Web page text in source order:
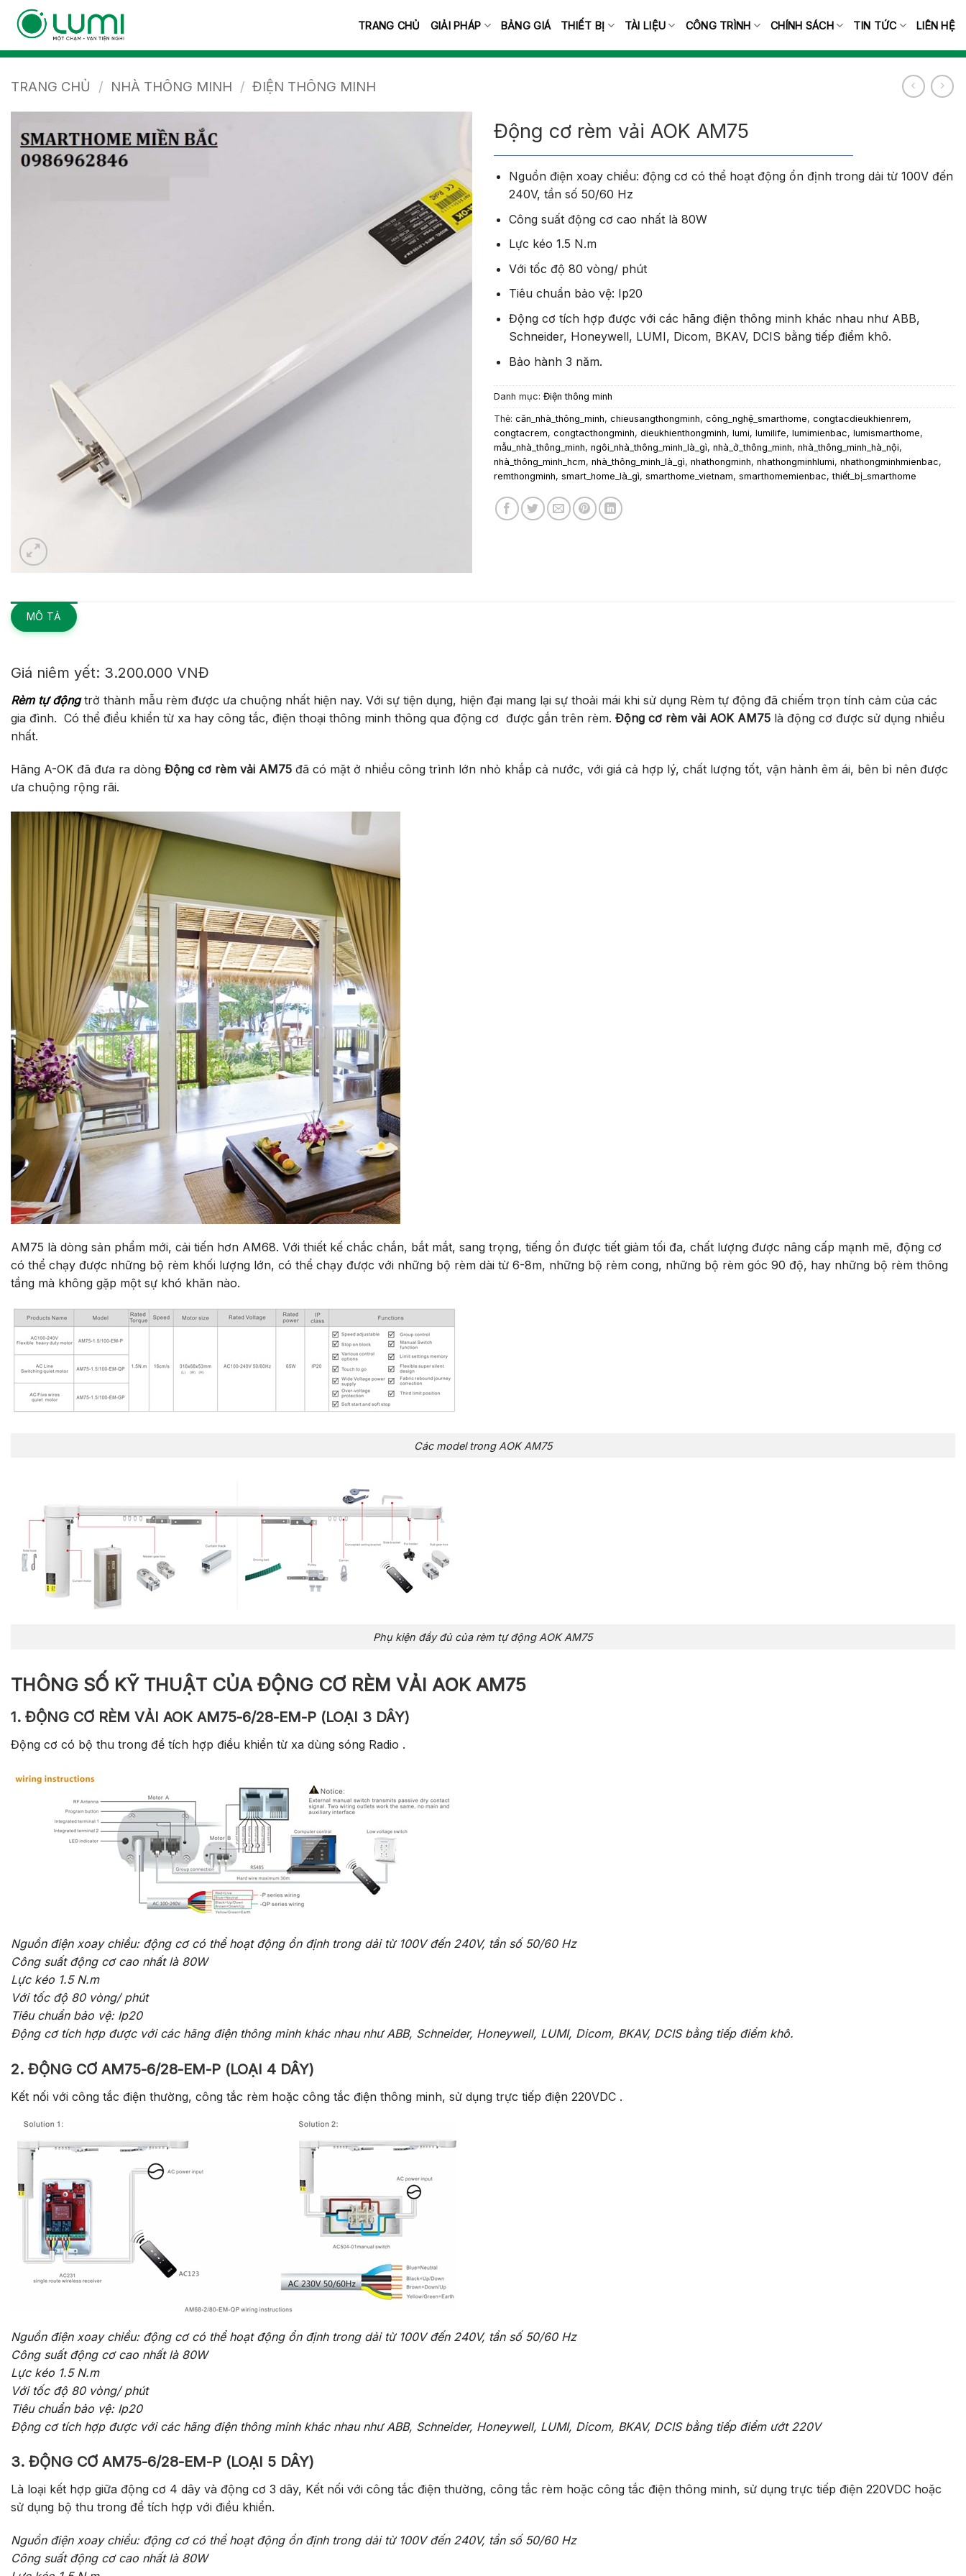
qua
dung
TRANG CHỦ GIẢI PHÁP BẢNG GIÁ THIẾT BỊ TÀI LIỆU CÔNG TRÌNH CHÍNH SÁCH TIN TỨC LIÊN HỆ
TRANG CHỦ / NHÀ THÔNG MINH / ĐIỆN THÔNG MINH
Động cơ rèm vải AOK AM75
Nguồn điện xoay chiều: động cơ có thể hoạt động ổn định trong dải từ 100V đến
240V, tần số 50/60 Hz
Công suất động cơ cao nhất là 80W
Lực kéo 1.5 N.m
Với tốc độ 80 vòng/ phút
Tiêu chuẩn bảo vệ: Ip20
Động cơ tích hợp được với các hãng điện thông minh khác nhau như ABB,
Schneider, Honeywell, LUMI, Dicom, BKAV, DCIS bằng tiếp điểm khô.
Bảo hành 3 năm.
Danh mục: Điện thông minh
Thẻ: căn_nhà_thông_minh, chieusangthongminh, công_nghệ_smarthome, congtacdieukhienrem,
congtacrem, congtacthongminh, dieukhienthongminh, lumi, lumilife, lumimienbac, lumismarthome,
mẫu_nhà_thông_minh, ngôi_nhà_thông_minh_là_gì, nhà_ở_thông_minh, nhà_thông_minh_hà_nội,
nhà_thông_minh_hcm, nhà_thông_minh_là_gì, nhathongminh, nhathongminhlumi, nhathongminhmienbac,
remthongminh, smart_home_là_gì, smarthome_vietnam, smarthomemienbac,thiết_bị_smarthome
MÔ TẢ
Giá niêm yết: 3.200.000 VNĐ
Rèm tự độngtrở thành mẫu rèm được ưa chuộng nhất hiện nay. Với sự tiện dụng, hiện đại mang lại sự thoải mái khi sử dụng Rèm tự động đã chiếm trọn tính cảm của các
gia đình. Có thể điều khiển từ xa hay công tắc, điện thoại thông minh thông qua động cơ được gắn trên rèm. Động cơ rèm vải AOK AM75 là động cơ được sử dụng nhiều
nhất.
Hãng A-OK đã đưa ra dòng Động cơ rèm vải AM75 đã có mặt ở nhiều công trình lớn nhỏ khắp cả nước, với giá cả hợp lý, chất lượng tốt, vận hành êm ái, bên bỉ nên được
ưa chuộng rộng rãi.
AM75 là dòng sản phẩm mới, cải tiến hơn AM68. Với thiết kế chắc chắn, bắt mắt, sang trọng, tiếng ồn được tiết giảm tối đa, chất lượng được nâng cấp mạnh mẽ, động cơ
có thể chạy được những bộ rèm khối lượng lớn, có thể chạy được với những bộ rèm dài từ 6-8m, những bộ rèm cong, những bộ rèm góc 90 độ, hay những bộ rèm thông
tầng mà không gặp một sự khó khăn nào.
Các model trong AOK AM75
Phụ kiện đầy đủ của rèm tự động AOK AM75
THÔNG SỐ KỸ THUẬT CỦA ĐỘNG CƠ RÈM VẢI AOK AM75
1. ĐỘNG CƠ RÈM VẢI AOK AM75-6/28-EM-P (LOẠI 3 DÂY)
Động cơ có bộ thu trong để tích hợp điều khiển từ xa dùng sóng Radio .
Nguồn điện xoay chiều: động cơ có thể hoạt động ổn định trong dải từ 100V đến 240V, tần số 50/60 Hz
Công suất động cơ cao nhất là 80W
Lực kéo 1.5 N.m
Với tốc độ 80 vòng/ phút
Tiêu chuẩn bảo vệ: Ip20
Động cơ tích hợp được với các hãng điện thông minh khác nhau như ABB, Schneider, Honeywell, LUMI, Dicom, BKAV, DCIS bằng tiếp điểm khô.
2. ĐỘNG CƠ AM75-6/28-EM-P (LOẠI 4 DÂY)
Kết nối với công tắc điện thường, công tắc rèm hoặc công tắc điện thông minh, sử dụng trực tiếp điện 220VDC .
Nguồn điện xoay chiều: động cơ có thể hoạt động ổn định trong dải từ 100V đến 240V, tần số 50/60 Hz
Công suất động cơ cao nhất là 80W
Lực kéo 1.5 N.m
Với tốc độ 80 vòng/ phút
Tiêu chuẩn bảo vệ: Ip20
Động cơ tích hợp được với các hãng điện thông minh khác nhau như ABB, Schneider, Honeywell, LUMI, Dicom, BKAV, DCIS bằng tiếp điểm ướt 220V
3. ĐỘNG CƠ AM75-6/28-EM-P (LOẠI 5 DÂY)
Là loại kết hợp giữa động cơ 4 dây và động cơ 3 dây, Kết nối với công tắc điện thường, công tắc rèm hoặc công tắc điện thông minh, sử dụng trực tiếp điện 220VDC hoặc
sử dụng bộ thu trong để tích hợp với điều khiển.
Nguồn điện xoay chiều: động cơ có thể hoạt động ổn định trong dải từ 100V đến 240V, tần số 50/60 Hz
Công suất động cơ cao nhất là 80W